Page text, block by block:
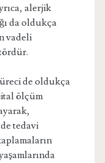
alerjik
da oldukça
vadeli
de oldukça
ölçüm
tedavi